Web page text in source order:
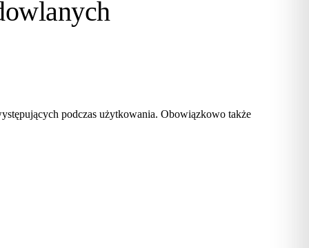
podczas użytkowania. Obowiązkowo także